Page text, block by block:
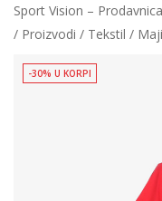
Sport Vision –
Proizvodi
Tekstil
-30% U KORPI